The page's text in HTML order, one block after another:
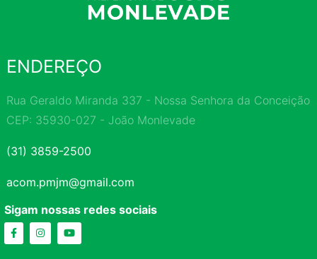
ENDEREÇO
Rua Geraldo Miranda 337 - Nossa Senhora da Conceição
CEP: 35930-027 - João Monlevade
(31) 3859-2500
acom.pmjm@gmail.com
Sigam nossas redes sociais